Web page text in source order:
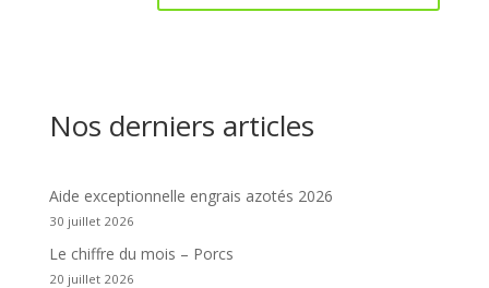
Nos derniers articles
Aide exceptionnelle engrais azotés 2026
30 juillet 2026
Le chiffre du mois – Porcs
20 juillet 2026